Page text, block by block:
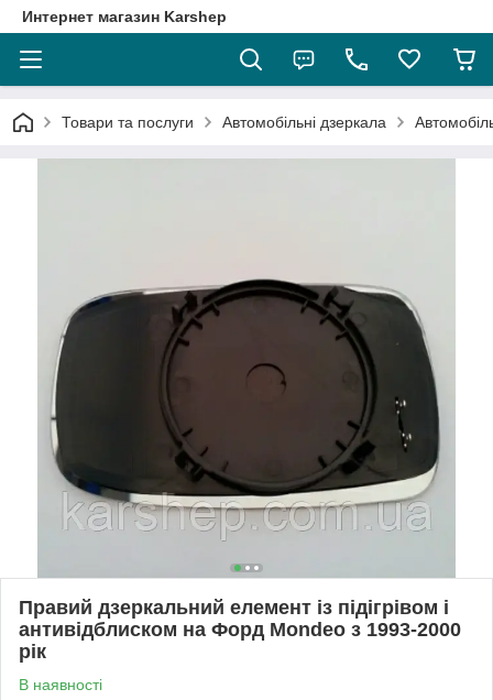
Интернет магазин Karshep
Товари та послуги Автомобільні дзеркала
Правий дзеркальний елемент із підігрівом і
антивідблиском на Форд Mondeo з 1993-2000
рік
В наявності